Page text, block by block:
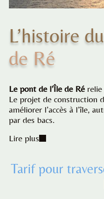
L’histoire
de Ré
Le pont de l’Île de Rérelie
Le projet de construction
améliorer l’accès à l’île,
par des bacs.
Lire plus
Tarif pour